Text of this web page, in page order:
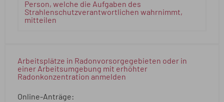
Person, welche die Aufgaben des
Strahlenschutzverantwortlichen wahrnimmt,
mitteilen
Arbeitsplätze in Radonvorsorgegebieten oder in
einer Arbeitsumgebung mit erhöhter
Radonkonzentration anmelden
Online-Anträge: